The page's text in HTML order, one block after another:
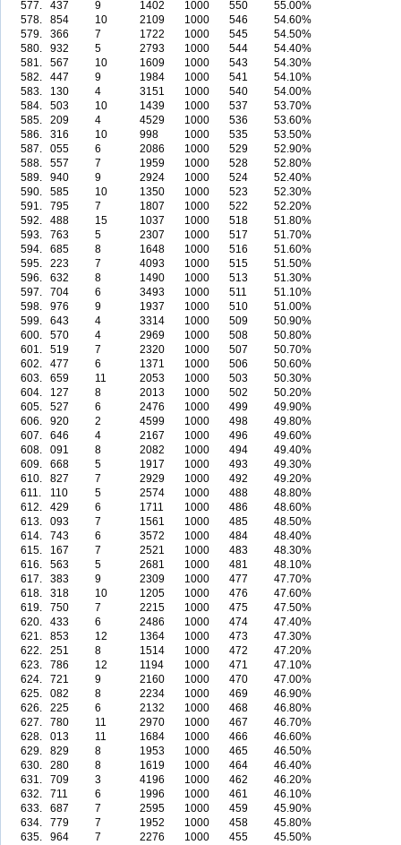
577.
437 9 1402 1000 550
55.00%
578.
854 10 2109 1000 546
54.60%
579.
366 7 1722 1000 545
54.50%
580.
932 5 2793 1000 544
54.40%
581.
567 10 1609 1000 543
54.30%
582.
447 9 1984 1000 541
54.10%
583.
130 4 3151 1000 540
54.00%
584.
503 10 1439 1000 537
53.70%
585.
209 4 4529 1000 536
53.60%
586.
316 10 998 1000 535
53.50%
587.
055 6 2086 1000 529
52.90%
588.
557 7 1959 1000 528
52.80%
589.
940 9 2924 1000 524
52.40%
590.
585 10 1350 1000 523
52.30%
591.
795 7 1807 1000 522
52.20%
592.
488 15 1037 1000 518
51.80%
593.
763 5 2307 1000 517
51.70%
594.
685 8 1648 1000 516
51.60%
595.
223 7 4093 1000 515
51.50%
596.
632 8 1490 1000 513
51.30%
597.
704 6 3493 1000 511
51.10%
598.
976 9 1937 1000 510
51.00%
599.
643 4 3314 1000 509
50.90%
600.
570 4 2969 1000 508
50.80%
601.
519 7 2320 1000 507
50.70%
602.
477 6 1371 1000 506
50.60%
603.
659 11 2053 1000 503
50.30%
604.
127 8 2013 1000 502
50.20%
605.
527 6 2476 1000 499
49.90%
606.
920 2 4599 1000 498
49.80%
607.
646 4 2167 1000 496
49.60%
608.
091 8 2082 1000 494
49.40%
609.
668 5 1917 1000 493
49.30%
610.
827 7 2929 1000 492
49.20%
611.
110 5 2574 1000 488
48.80%
612.
429 6 1711 1000 486
48.60%
613.
093 7 1561 1000 485
48.50%
614.
743 6 3572 1000 484
48.40%
615.
167 7 2521 1000 483
48.30%
616.
563 5 2681 1000 481
48.10%
617.
383 9 2309 1000 477
47.70%
618.
318 10 1205 1000 476
47.60%
619.
750 7 2215 1000 475
47.50%
620.
433 6 2486 1000 474
47.40%
621.
853 12 1364 1000 473
47.30%
622.
251 8 1514 1000 472
47.20%
623.
786 12 1194 1000 471
47.10%
624.
721 9 2160 1000 470
47.00%
625.
082 8 2234 1000 469
46.90%
626.
225 6 2132 1000 468
46.80%
627.
780 11 2970 1000 467
46.70%
628.
013 11 1684 1000 466
46.60%
629.
829 8 1953 1000 465
46.50%
630.
280 8 1619 1000 464
46.40%
631.
709 3 4196 1000 462
46.20%
632.
711 6 1996 1000 461
46.10%
633.
687 7 2595 1000 459
45.90%
634.
779 7 1952 1000 458
45.80%
635.
964 7 2276 1000 455 45.50%